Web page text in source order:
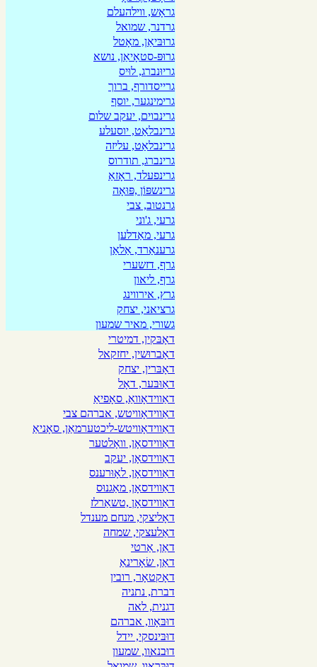
גראָש, ווילהעלם
גרדנר, שמואל
גרוּבּיאַן, מאָטל
גרוּפּ-סטאָיאַן, נושא
גריוּנברג, לוּיס
גרייסדורף, ברוך
גרימינגער, יוסף
גרינבוים, יעקב שלום
גרינבלאַט, יוסעלע
גרינבלאַט, עליזה
גרינברג, תודרוס
גרינפעלד, ראָזאַ
גרינשפּוֹן ,פּוּאָה
גרנטוב, צבי
גרעי, ג'וני
גרעי, מאַדלען
גרענאַרד, אַלאַן
גרף, דזשערי
גרף, ליאון
גרץ, אירווינג
גרציאני, יצחק
גשורי, מאיר שמעון
דאָבּקין, דמיטרי
דאָברוּשין, יחזקאל
דאָבּרין, יצחק
דאַוּבּער, דאָל
דאַווידאָוואַ, סאָפיאַ
דאַווידאָוויטש, אברהם צבי
דאַווידאָוויטש-ליכטערמאַן, סאָניאַ
דאַווידסאָן, וואָלטער
דאַווידסאָן, יעקב
דאַווידסאָן, לאָוּרענס
דאַווידסאָן, מאַגנוּס
דאַווידסאָן ,טשאַרלז
דאָליצקי, מנחם מענדל
דאַלעצקי, שמחה
דאַן, אַרטי
דאַן, שׂאָרינאַ
דאָקטאָר, רובין
דברת, נתניה
דגנית, לאה
דוּבּאָוו, אברהם
דוּבּינסקי, יידל
דובנאוו, שמעון